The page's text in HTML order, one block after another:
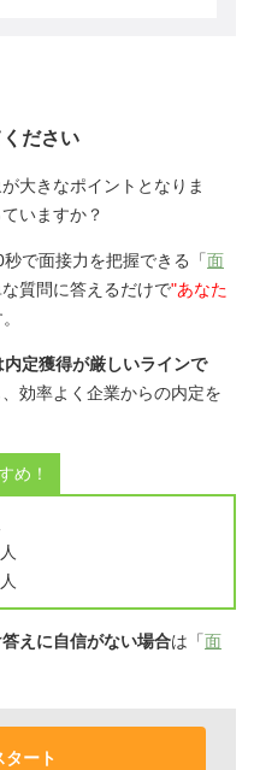
ださい
大きなポイントとなりま
いますか？
で面接力を把握できる「面
質問に答えるだけで"あなた
定獲得が厳しいラインで
効率よく企業からの内定を
め！
えに自信がない場合は「面
タート